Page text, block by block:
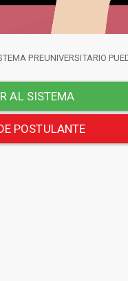
PREUNIVERSITARIO
AL SISTEMA
POSTULANTE